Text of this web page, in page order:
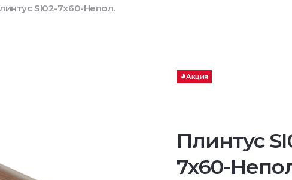
SI02-7x60-Непол.
Акция
Плинтус
7x60-